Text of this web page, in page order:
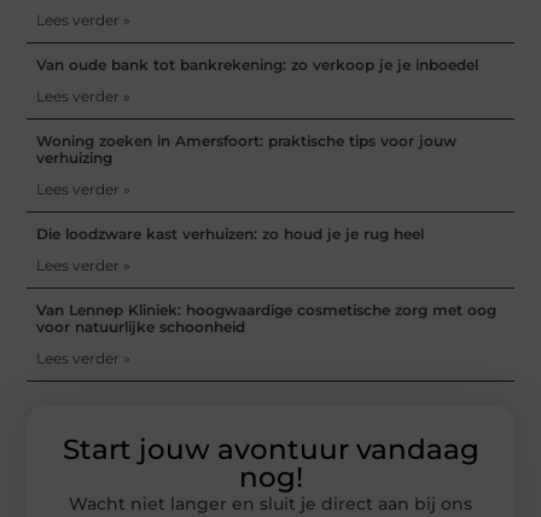
Lees verder »
Van oude bank tot bankrekening: zo verkoop je je inboedel
Lees verder »
Woning zoeken in Amersfoort: praktische tips voor jouw
verhuizing
Lees verder »
Die loodzware kast verhuizen: zo houd je je rug heel
Lees verder »
Van Lennep Kliniek: hoogwaardige cosmetische zorg met oog
voor natuurlijke schoonheid
Lees verder »
Start jouw avontuur vandaag
nog!
Wacht niet langer en sluit je direct aan bij ons